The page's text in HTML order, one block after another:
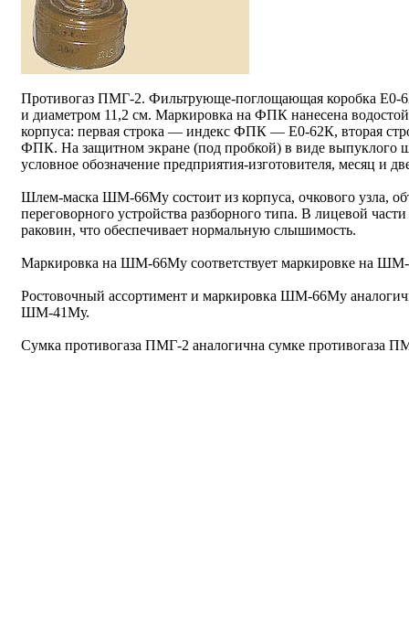
Противогаз ПМГ-2. Фильтрующе-поглощающая коробка Е0-
и диаметром 11,2 см. Маркировка на ФПК нанесена
корпуса: первая строка — индекс ФПК — Е0-62К, вторая
ФПК. На защитном экране (под пробкой) в виде выпуклого
условное обозначение предприятия-изготовителя, месяц и
Шлем-маска ШМ-66Му состоит из корпуса, очкового узла,
переговорного устройства разборного типа. В лицевой
раковин, что обеспечивает нормальную слышимость.
Маркировка на ШМ-66Му соответствует маркировке на
Ростовочный ассортимент и маркировка ШМ-66Му
ШМ-41Му.
Сумка противогаза ПМГ-2 аналогична сумке противогаза